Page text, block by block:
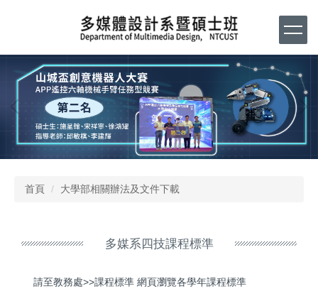
要
區
首頁 大學部相關辦法及文件下載
多媒系四技課程標準
請至教務處>>課程標準 網頁瀏覽各學年課程標準